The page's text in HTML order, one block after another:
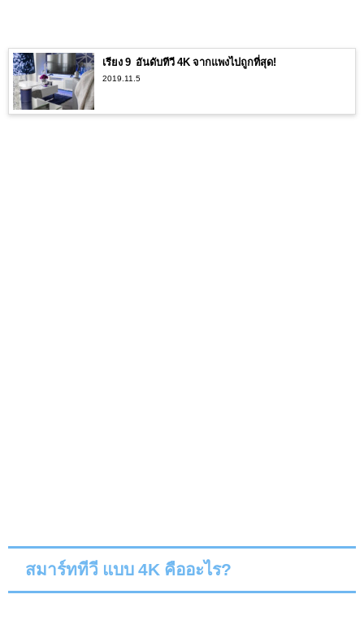
เรียง 9 อันดับทีวี 4K จากแพงไปถูกที่สุด!
2019.11.5
สมาร์ททีวี แบบ 4K คืออะไร?